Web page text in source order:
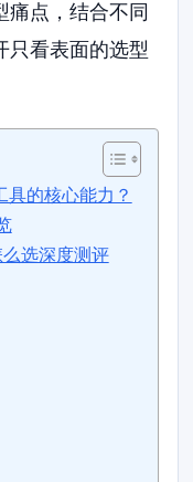
痛点，结合不同
只看表面的选型
的核心能力？
选深度测评